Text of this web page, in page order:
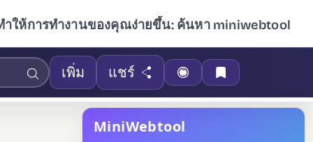
ำให้การทำงานของคุณง่ายขึ้น: ค้นหา miniwebtool
เพิ่ม แชร์
MiniWebtool